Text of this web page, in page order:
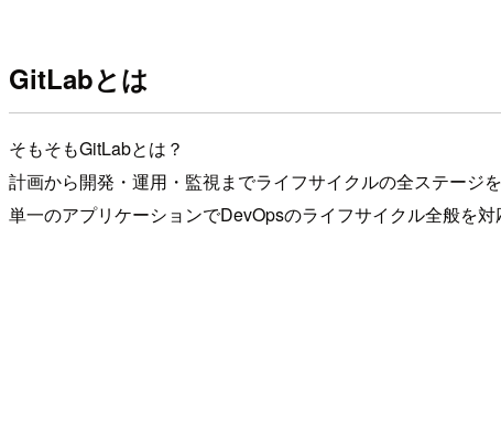
GitLabとは
そもそもGitLabとは？
計画から開発・運用・監視までライフサイクルの全ステージ
単一のアプリケーションでDevOpsのライフサイクル全般を